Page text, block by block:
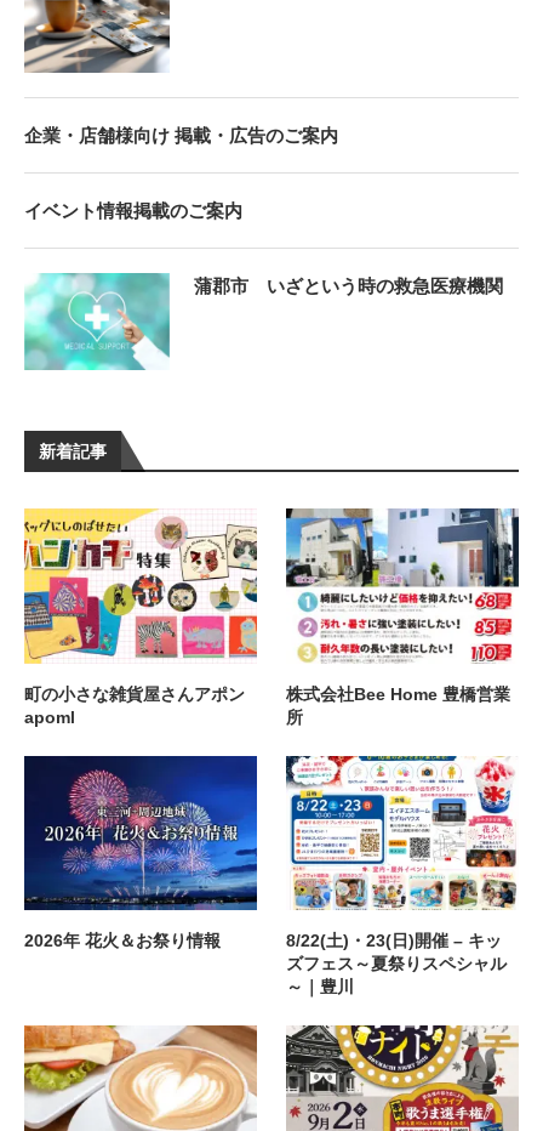
新着記事
町の小さな雑貨屋さんアポン
apoml
株式会社Bee Home 豊橋営業
所
2026年 花火＆お祭り情報
8/22(土)・23(日)開催 – キッ
ズフェス～夏祭りスペシャル
～｜豊川
企業・店舗様向け 掲載・広告のご案内
イベント情報掲載のご案内
蒲郡市 いざという時の救急医療機関